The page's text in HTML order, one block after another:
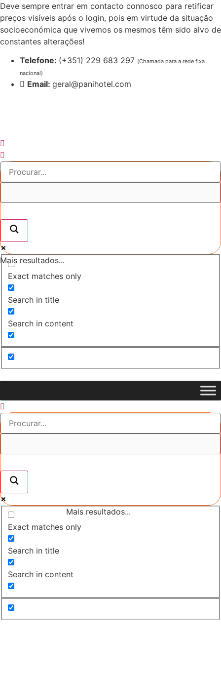
Pular
para
o
conteúdo
Deve sempre entrar em contacto connosco para retificar
preços visíveis após o login, pois em virtude da situação
socioeconómica que vivemos os mesmos têm sido alvo de
constantes alterações!
Telefone: (+351) 229 683 297 (Chamada para a rede fixa
nacional)
Email: geral@panihotel.com
Mais resultados...
Exact matches only
Search in title
Search in content
Mais resultados...
Exact matches only
Search in title
Search in content